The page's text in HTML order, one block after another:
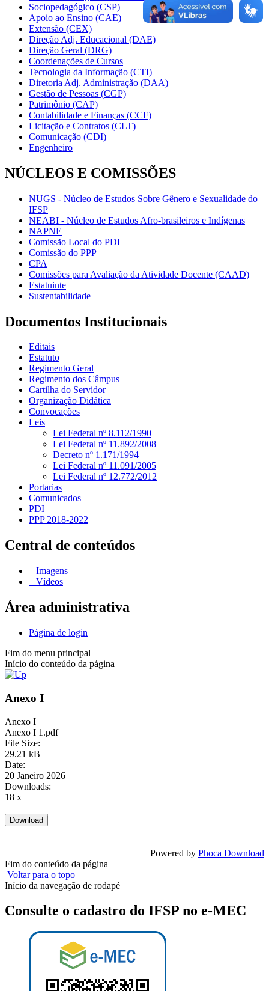
Sociopedagógico (CSP)
Apoio ao Ensino (CAE)
Extensão (CEX)
Direção Adj. Educacional (DAE)
Direção Geral (DRG)
Coordenações de Cursos
Tecnologia da Informação (CTI)
Diretoria Adj. Administração (DAA)
Gestão de Pessoas (CGP)
Patrimônio (CAP)
Contabilidade e Finanças (CCF)
Licitação e Contratos (CLT)
Comunicação (CDI)
Engenheiro
NÚCLEOS E COMISSÕES
NUGS - Núcleo de Estudos Sobre Gênero e Sexualidade do
IFSP
NEABI - Núcleo de Estudos Afro-brasileiros e Indígenas
NAPNE
Comissão Local do PDI
Comissão do PPP
CPA
Comissões para Avaliação da Atividade Docente (CAAD)
Estatuinte
Sustentabilidade
Documentos Institucionais
Editais
Estatuto
Regimento Geral
Regimento dos Câmpus
Cartilha do Servidor
Organização Didática
Convocações
Leis
Lei Federal nº 8.112/1990
Lei Federal nº 11.892/2008
Decreto nº 1.171/1994
Lei Federal nº 11.091/2005
Lei Federal nº 12.772/2012
Portarias
Comunicados
PDI
PPP 2018-2022
Central de conteúdos
Imagens
Vídeos
Área administrativa
Página de login
Fim do menu principal
Início do conteúdo da página
Anexo I
Anexo I
Anexo I 1.pdf
File Size:
29.21 kB
Date:
20 Janeiro 2026
Downloads:
18 x
Powered by Phoca Download
Fim do conteúdo da página
Voltar para o topo
Início da navegação de rodapé
Consulte o cadastro do IFSP no e-MEC